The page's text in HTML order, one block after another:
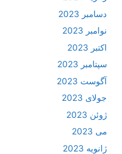
دسامبر 2023
نوامبر 2023
اکتبر 2023
سپتامبر 2023
آگوست 2023
جولای 2023
ژوئن 2023
می 2023
ژانویه 2023